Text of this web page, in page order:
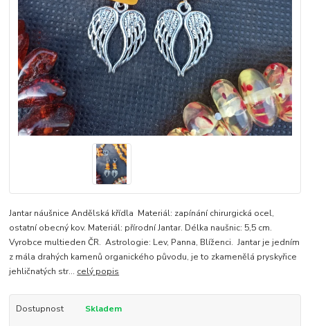
Jantar náušnice Andělská křídla Materiál: zapínání chirurgická ocel,
ostatní obecný kov. Materiál: přírodní Jantar. Délka naušnic: 5,5 cm.
Vyrobce multieden ČR. Astrologie: Lev, Panna, Blíženci. Jantar je jedním
z mála drahých kamenů organického původu, je to zkamenělá pryskyřice
jehličnatých str... celý popis
Dostupnost Skladem